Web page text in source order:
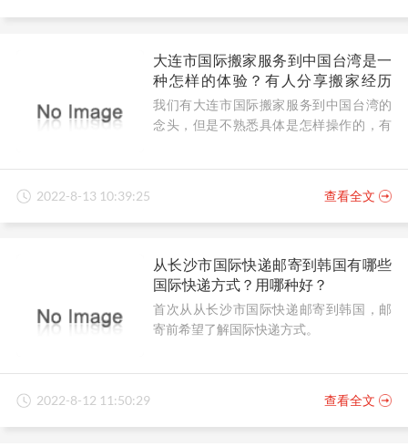
大连市国际搬家服务到中国台湾是一
种怎样的体验？有人分享搬家经历
吗？
我们有大连市国际搬家服务到中国台湾的
念头，但是不熟悉具体是怎样操作的，有
2022-8-13 10:39:25 查看全文
从长沙市国际快递邮寄到韩国有哪些
国际快递方式？用哪种好？
首次从从长沙市国际快递邮寄到韩国，邮
寄前希望了解国际快递方式。
2022-8-12 11:50:29 查看全文